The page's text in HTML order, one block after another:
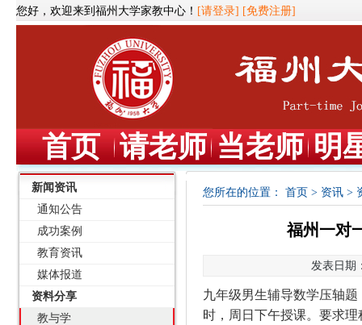
您好，欢迎来到福州大学家教中心！ [请登录] [免费注册]
首页 请老师 当老师 明
新闻资讯
通知公告
成功案例
教育资讯
媒体报道
资料分享
教与学
您所在的位置： 首页 > 资讯 >
福州一对
发表日期
九年级男生辅导数学压轴
时，周日下午授课。要求